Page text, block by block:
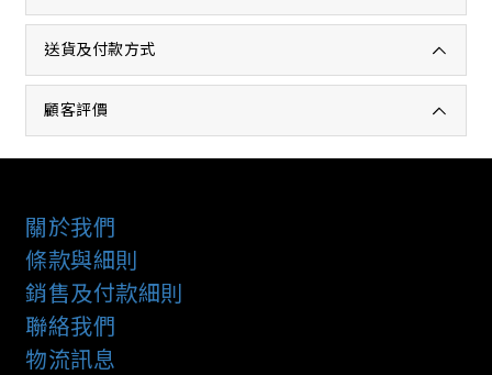
送貨及付款方式
顧客評價
關於我們
條款與細則
銷售及付款細則
聯絡我們
物流訊息